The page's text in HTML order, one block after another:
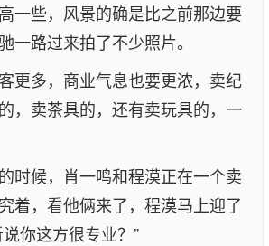
一些，风景的确是比之前那边要
一路过来拍了不少照片。
更多，商业气息也要更浓，卖纪
，卖茶具的，还有卖玩具的，一
时候，肖一鸣和程漠正在一个卖
着，看他俩来了，程漠马上迎了
说你这方很专业？”